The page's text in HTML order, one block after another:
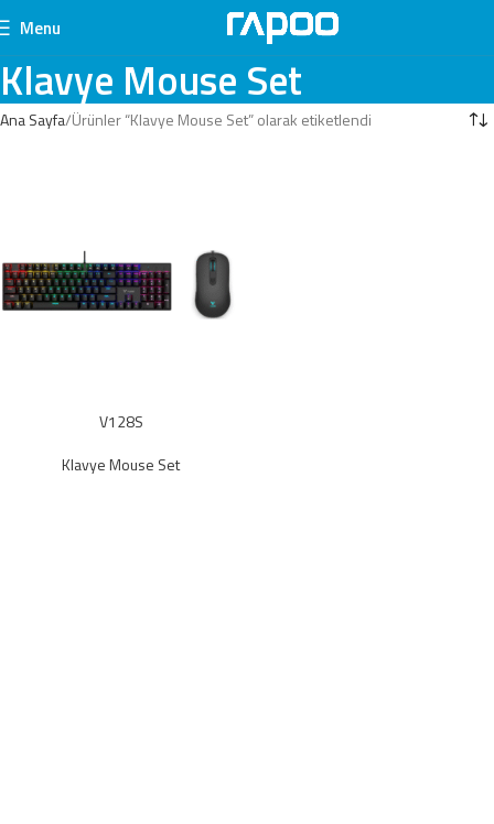
Menu
Klavye Mouse Set
Ana Sayfa Ürünler “Klavye Mouse Set” olarak etiketlendi
V128S
Klavye Mouse Set